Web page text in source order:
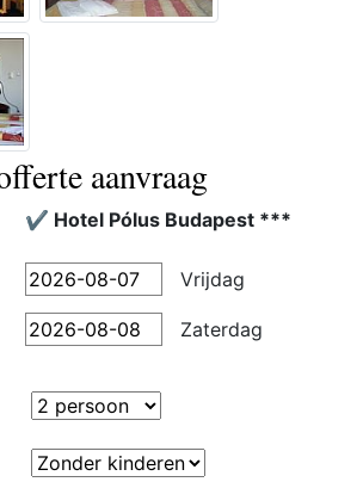
aanvraag
✔️ Hotel Pólus Budapest ***
Vrijdag
Zaterdag